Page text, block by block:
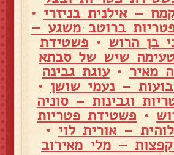
– אילנית בניזרי •
ברוטב משגע –
בן הרוש • פשטידת
שיש של סבתא
מאיר •עוגת גבינה
– נעמי שושן •
וגבינות – סוניה
• פשטידת פטריות
– אורית לוי •
– מלי מאירוב